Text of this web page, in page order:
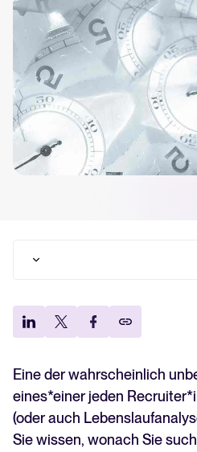
Tellent Recruitee ROI-Rechner
Erstellen Sie Ihren Business Case für
Ihre Einsparungen.
Tellent Recruitee
Bereit, Ihr Recruiting auf das nächste
mehr über unsere Plattform.
Recruiting per
geht's smart
Lesen
Wie kann man die Zeit für
verkürzen?
Eine der wahrscheinlich
eines*einer jeden
(oder auch
Sie wissen, wonach Sie